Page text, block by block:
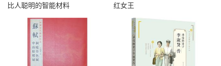
比人聪明的智能材料 红女王